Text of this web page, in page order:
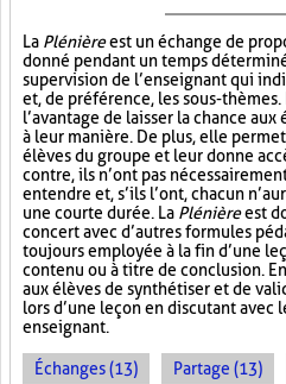
La Plénièreest un échange de
donné pendant un temps
supervision de l’enseignant qui
et, de préférence, les sous-thèmes.
l’avantage de laisser la chance
à leur manière. De plus, elle
élèves du groupe et leur donne
contre, ils n’ont pas
entendre et, s’ils l’ont, chacun
une courte durée. La Plénièreest
concert avec d’autres formules
toujours employée à la fin d’une
contenu ou à titre de conclusion.
aux élèves de synthétiser et de
lors d’une leçon en discutant avec
enseignant.
Échanges (13) Partage (13)